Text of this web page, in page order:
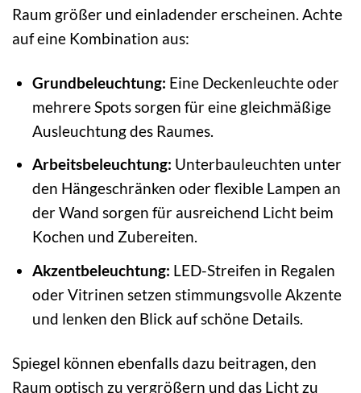
Raum größer und einladender erscheinen. Achte
auf eine Kombination aus:
Grundbeleuchtung: Eine Deckenleuchte oder
mehrere Spots sorgen für eine gleichmäßige
Ausleuchtung des Raumes.
Arbeitsbeleuchtung: Unterbauleuchten unter
den Hängeschränken oder flexible Lampen an
der Wand sorgen für ausreichend Licht beim
Kochen und Zubereiten.
Akzentbeleuchtung: LED-Streifen in Regalen
oder Vitrinen setzen stimmungsvolle Akzente
und lenken den Blick auf schöne Details.
Spiegel können ebenfalls dazu beitragen, den
Raum optisch zu vergrößern und das Licht zu